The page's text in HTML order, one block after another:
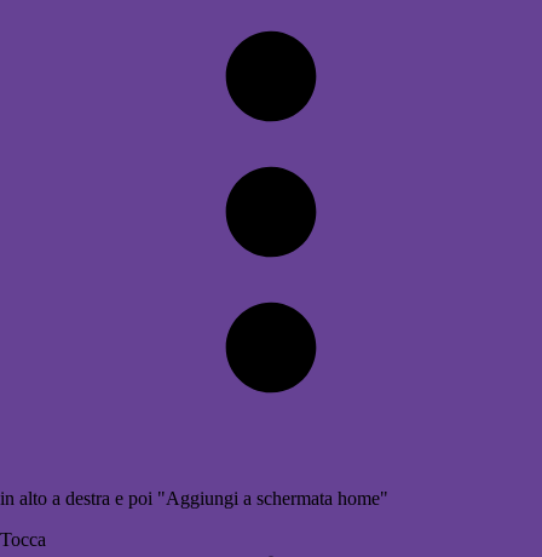
in alto a destra e poi "Aggiungi a schermata home"
Tocca